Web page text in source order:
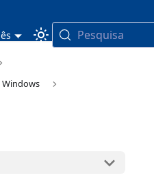
Pesquisa
Windows